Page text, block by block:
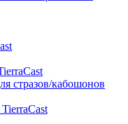
стразов/кабошонов